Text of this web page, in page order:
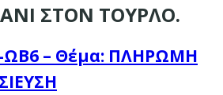
ΣΤΟΝ ΤΟΥΡΛΟ.
ΩΒ6 – Θέμα: ΠΛΗΡΩΜΗ